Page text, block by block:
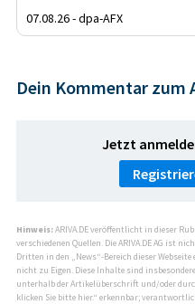
07.08.26 - dpa-AFX
Dein Kommentar zum
Jetzt
Hinweis:ARIVA.DE veröffentlicht in dieser
verschiedenen Quellen. Die ARIVA.DE AG ist
Dritten in den „News“-Bereich dieser
nicht zu Eigen. Diese Inhalte sind
unterhalb der Artikelüberschrift und/oder
klicken Sie bitte hier.“ erkennbar;